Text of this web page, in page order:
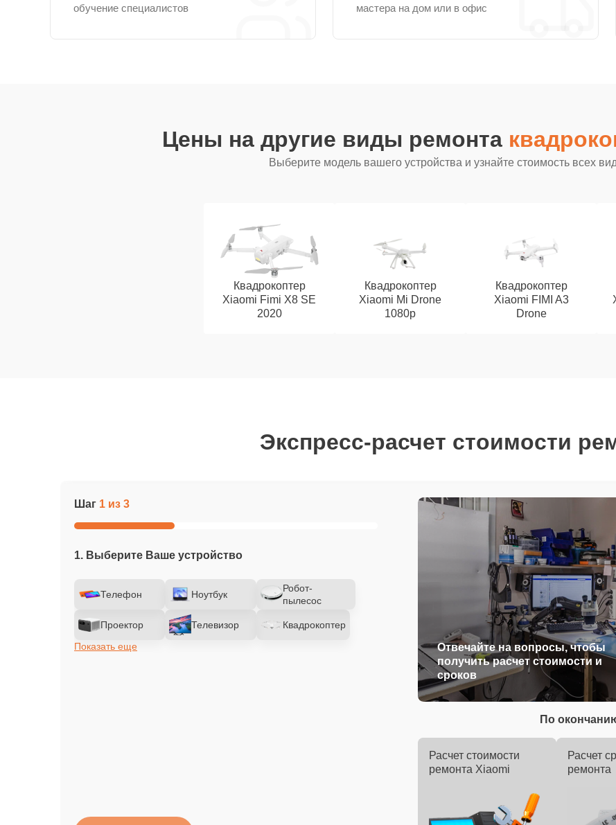
обучение специалистов
мастера на дом или в офис
Цены на другие виды ремонта
Выберите модель вашего устройства и узнайте стоимость всех
Квадрокоптер
Xiaomi Fimi X8 SE
2020
Квадрокоптер
Xiaomi Mi Drone
1080p
Квадрокоптер
Xiaomi FIMI A3
Drone
Экспресс-расчет стоимости
Шаг 1 из 3
1. Выберите Ваше устройство
Телефон Ноутбук
Робот-
пылесос
Проектор Телевизор
Квадрокоптер
Показать еще
Отвечайте на вопросы, чтобы
получить расчет стоимости и
сроков
По
Расчет стоимости
ремонта Xiaomi
Расчет
ремонта